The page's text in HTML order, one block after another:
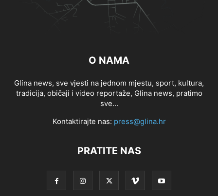
O NAMA
Glina news, sve vjesti na jednom mjestu, sport, kultura,
tradicija, običaji i video reportaže, Glina news, pratimo
sve...
Kontaktirajte nas: press@glina.hr
PRATITE NAS